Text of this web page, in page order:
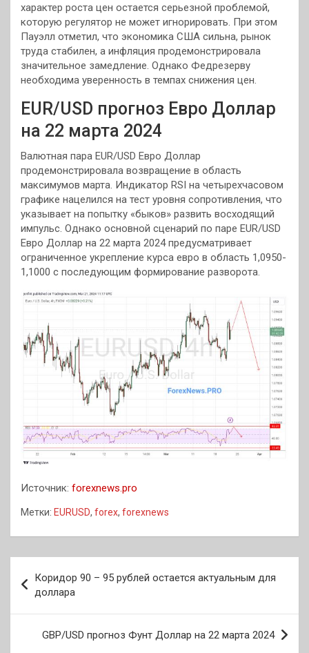
характер роста цен остается серьезной проблемой,
которую регулятор не может игнорировать. При этом
Пауэлл отметил, что экономика США сильна, рынок
труда стабилен, а инфляция продемонстрировала
значительное замедление. Однако Федрезерву
необходима уверенность в темпах снижения цен.
EUR/USD прогноз Евро Доллар
на 22 марта 2024
Валютная пара EUR/USD Евро Доллар
продемонстрировала возвращение в область
максимумов марта. Индикатор RSI на четырехчасовом
графике нацелился на тест уровня сопротивления, что
указывает на попытку «быков» развить восходящий
импульс. Однако основной сценарий по паре EUR/USD
Евро Доллар на 22 марта 2024 предусматривает
ограниченное укрепление курса евро в область 1,0950-
1,1000 с последующим формирование разворота.
Источник: forexnews.pro
Метки: EURUSD, forex, forexnews
по
записям
Коридор 90 – 95 рублей остается актуальным для
доллара
GBP/USD прогноз Фунт Доллар на 22 марта 2024